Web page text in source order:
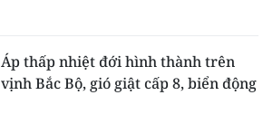
Áp thấp nhiệt đới hình thành trên
vịnh Bắc Bộ, gió giật cấp 8, biển động